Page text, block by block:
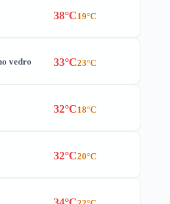
38°C19°C
vedro 33°C23°C
32°C18°C
32°C20°C